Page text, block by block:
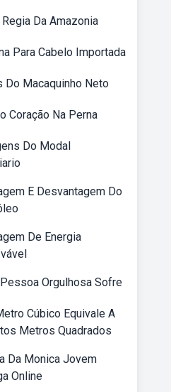
Da Amazonia
Para Cabelo Importada
Do Macaquinho Neto
Coração Na Perna
Do Modal
E Desvantagem Do
De Energia
Orgulhosa Sofre
Cúbico Equivale A
Metros Quadrados
Da Monica Jovem
Online